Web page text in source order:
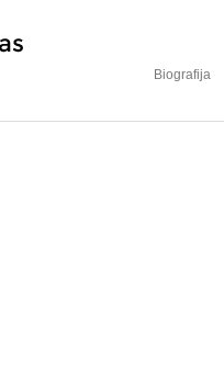
Biografija